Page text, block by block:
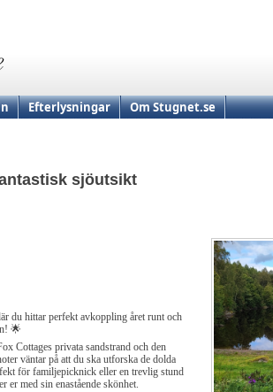
Efterlysningar Om Stugnet.se
sjöutsikt
du hittar perfekt avkoppling året runt och
🌟
Cottages privata sandstrand och den
väntar på att du ska utforska de dolda
för familjepicknick eller en trevlig stund
er med sin enastående skönhet.